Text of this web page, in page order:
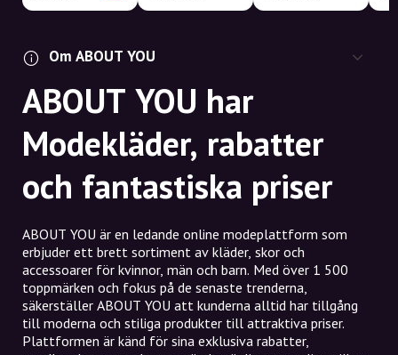
Om ABOUT YOU
ABOUT YOU har
Modekläder, rabatter
och fantastiska priser
ABOUT YOU är en ledande online modeplattform som
erbjuder ett brett sortiment av kläder, skor och
accessoarer för kvinnor, män och barn. Med över 1 500
toppmärken och fokus på de senaste trenderna,
säkerställer ABOUT YOU att kunderna alltid har tillgång
till moderna och stiliga produkter till attraktiva priser.
Plattformen är känd för sina exklusiva rabatter,